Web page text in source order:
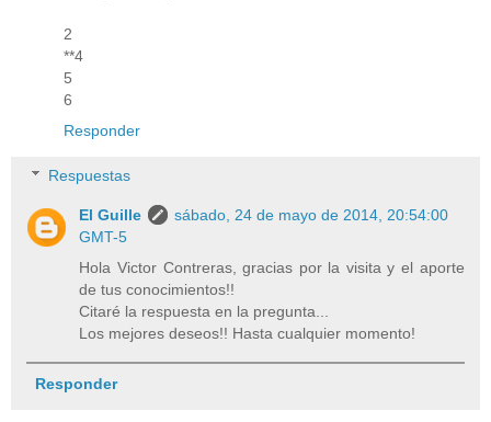
2
**4
5
6
Responder
Respuestas
El Guille
sábado, 24 de mayo de 2014, 20:54:00
GMT-5
Hola Victor Contreras, gracias por la visita y el aporte
de tus conocimientos!!
Citaré la respuesta en la pregunta...
Los mejores deseos!! Hasta cualquier momento!
Responder